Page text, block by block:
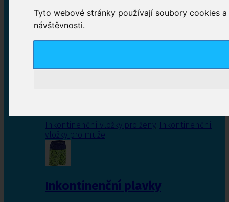
Tyto webové stránky používají soubory cookies
návštěvnosti.
Inkontinenční kalhotky
Plenkové kalhotky navlékací,Plenkové kalhotky
Inkontinenční vložky pro ženy, Inkontinenční
vložky pro muže
Inkontinenční plavky